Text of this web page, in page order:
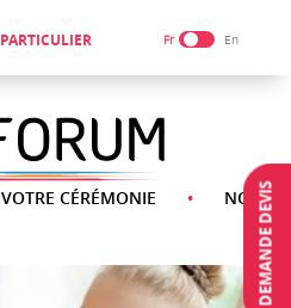
PARTICULIER Fr En
VOTRE CÉRÉMONIE NOSDEMANDE DEVIS